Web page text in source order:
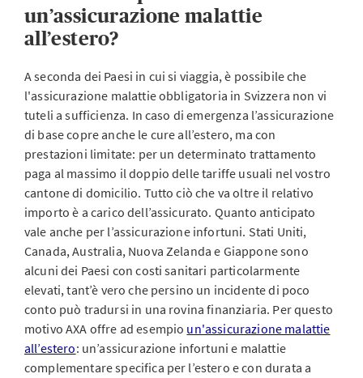
un’assicurazione malattie
all’estero?
A seconda dei Paesi in cui si viaggia, è possibile che
l'assicurazione malattie obbligatoria in Svizzera non vi
tuteli a sufficienza. In caso di emergenza l’assicurazione
di base copre anche le cure all’estero, ma con
prestazioni limitate: per un determinato trattamento
paga al massimo il doppio delle tariffe usuali nel vostro
cantone di domicilio. Tutto ciò che va oltre il relativo
importo è a carico dell’assicurato. Quanto anticipato
vale anche per l’assicurazione infortuni. Stati Uniti,
Canada, Australia, Nuova Zelanda e Giappone sono
alcuni dei Paesi con costi sanitari particolarmente
elevati, tant’è vero che persino un incidente di poco
conto può tradursi in una rovina finanziaria. Per questo
motivo AXA offre ad esempio un'assicurazione malattie
all’estero: un’assicurazione infortuni e malattie
complementare specifica per l’estero e con durata a